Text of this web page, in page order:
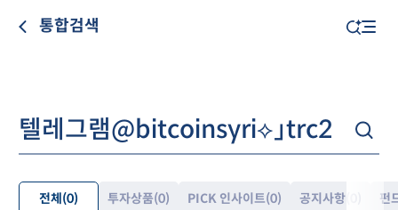
통합검색
전체 (0) 투자상품(0) PICK 인사이트(0) 공지사항 펀